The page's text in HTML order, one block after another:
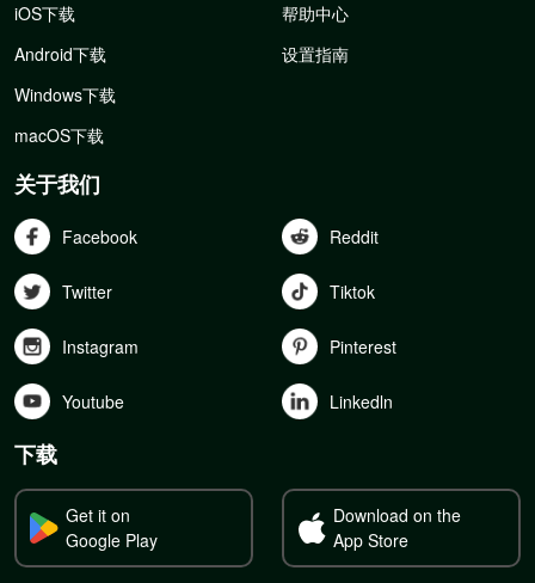
iOS下载
Android下载
Windows下载
macOS下载
帮助中心
设置指南
关于我们
Facebook Reddit
Twitter Tiktok
Instagram Pinterest
Youtube Linkedln
下载
Get it on
Google Play
Download on the
App Store